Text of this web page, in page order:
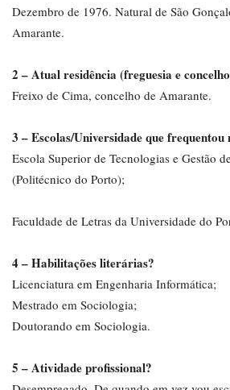
Dezembro de 1976. Natural de São
Amarante.
2 – Atual residência (freguesia e
Freixo de Cima, concelho de Amarante.
3 – Escolas/Universidade que
Escola Superior de Tecnologias e Gestão
(Politécnico do Porto);
Faculdade de Letras da Universidade do
4 – Habilitações literárias?
Licenciatura em Engenharia Informática;
Mestrado em Sociologia;
Doutorando em Sociologia.
5 – Atividade profissional?